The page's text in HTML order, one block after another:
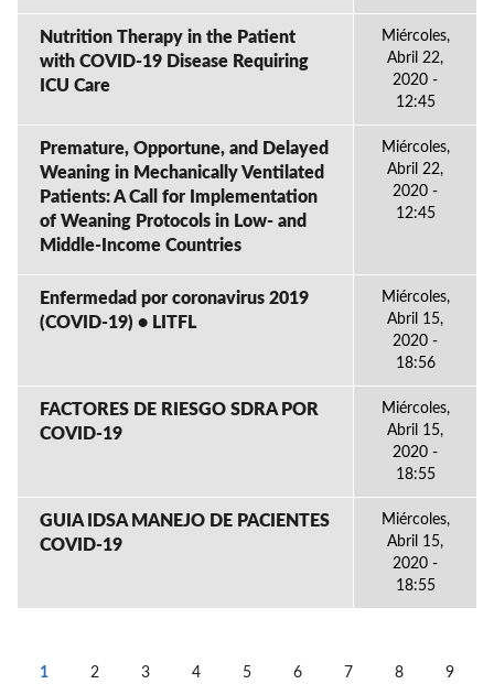
Nutrition Therapy in the Patient
with COVID-19 Disease Requiring
ICU Care
Miércoles,
Abril 22,
2020 -
12:45
Premature, Opportune, and Delayed
Weaning in Mechanically Ventilated
Patients: A Call for Implementation
of Weaning Protocols in Low- and
Middle-Income Countries
Miércoles,
Abril 22,
2020 -
12:45
Enfermedad por coronavirus 2019
(COVID-19) • LITFL
Miércoles,
Abril 15,
2020 -
18:56
FACTORES DE RIESGO SDRA POR
COVID-19
Miércoles,
Abril 15,
2020 -
18:55
GUIA IDSA MANEJO DE PACIENTES
COVID-19
Miércoles,
Abril 15,
2020 -
18:55
1 2 3 4 5 6 7 8 9